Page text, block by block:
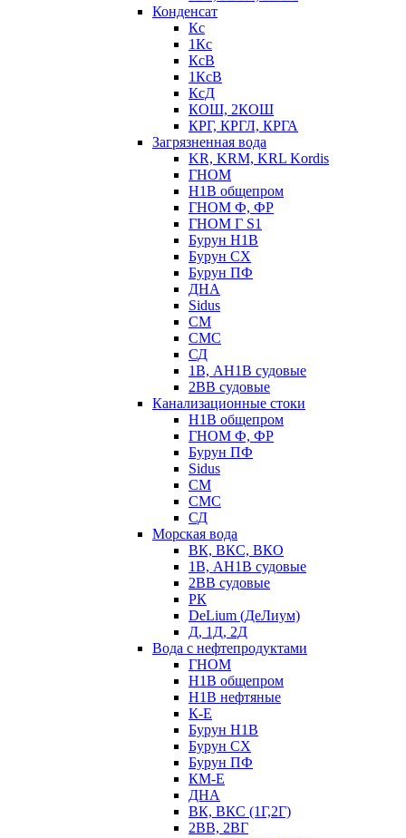
Конденсат
Кс
1Кс
КсВ
1КсВ
КсД
КОШ, 2КОШ
КРГ, КРГЛ, КРГА
Загрязненная вода
KR, KRM, KRL Kordis
ГНОМ
Н1В общепром
ГНОМ Ф, ФР
ГНОМ Г S1
Бурун Н1В
Бурун СХ
Бурун ПФ
ДНА
Sidus
СМ
СМС
СД
1В, АН1В судовые
2ВВ судовые
Канализационные стоки
Н1В общепром
ГНОМ Ф, ФР
Бурун ПФ
Sidus
СМ
СМС
СД
Морская вода
ВК, ВКС, ВКО
1В, АН1В судовые
2ВВ судовые
РК
DeLium (ДеЛиум)
Д, 1Д, 2Д
Вода с нефтепродуктами
ГНОМ
Н1В общепром
Н1В нефтяные
К-Е
Бурун Н1В
Бурун СХ
Бурун ПФ
КМ-Е
ДНА
ВК, ВКС (1Г,2Г)
2ВВ, 2ВГ